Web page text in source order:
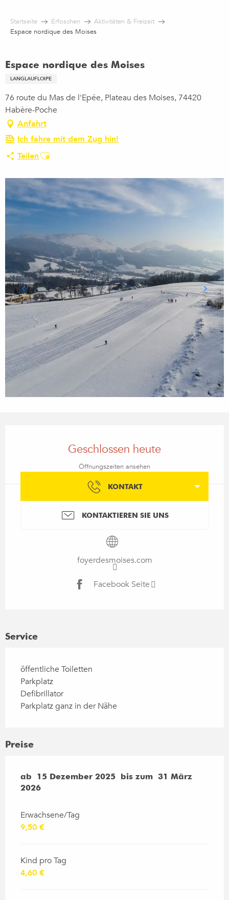
contenu
Startseite Erfoschen
Aktivitäten & Freizeit
Espace nordique des Moises
Espace nordique des Moises
LANGLAUFLOIPE
76 route du Mas de l'Epée, Plateau des Moises, 74420
Habère-Poche
Anfahrt
Ich fahre mit dem Zug hin!
TeilenAjouter aux favoris
Geschlossen heute
Öffnungszeiten ansehen
KONTAKT
KONTAKTIEREN SIE UNS
foyerdesmoises.com
Facebook Seite
Service
öffentliche Toiletten
Parkplatz
Defibrillator
Parkplatz ganz in der Nähe
Preise
ab 15 Dezember 2025 bis zum 31 März 2026
ab 15 Dezember 2025 bis zum 31 März
2026
Erwachsene/Tag
9,50 €
Kind pro Tag
4,60 €